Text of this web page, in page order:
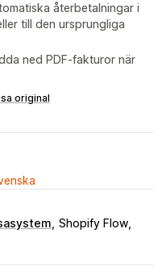
återbetalningar i
till den ursprungliga
ned PDF-fakturor när
original
Shopify Flow